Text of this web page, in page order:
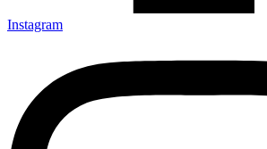
Instagram